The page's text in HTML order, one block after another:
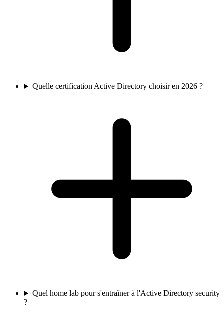
Quelle certification Active Directory choisir en 2026 ?
Quel home lab pour s'entraîner à l'Active Directory security
?